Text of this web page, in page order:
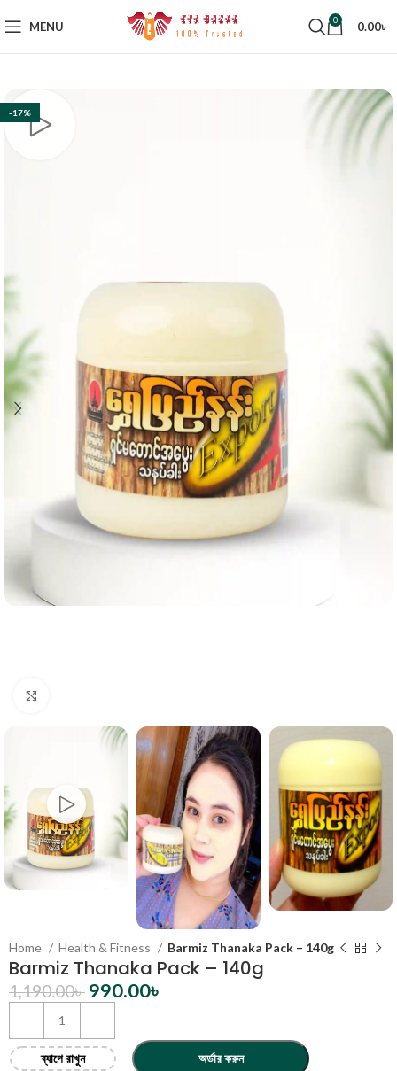
MENU 0 0.00৳
-17%
Home Health & Fitness Barmiz Thanaka Pack – 140g
Barmiz Thanaka Pack – 140g
1,190.00৳ 990.00৳
ব্যাগে রাখুন অর্ডার করুন